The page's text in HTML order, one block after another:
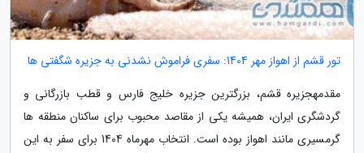
تور قشم از اهواز مهر 1404: سفری فراموش نشدنی به جزیره شگفتی ها
مقدمهجزیره قشم، بزرگترین جزیره خلیج فارس و قطب بازرگانی و
گردشگری ایران، همیشه یکی از مقاصد محبوب برای ساکنان منطقه ها
گرمسیری مانند اهواز بوده است. انتخاب مهرماه 1404 برای سفر به این